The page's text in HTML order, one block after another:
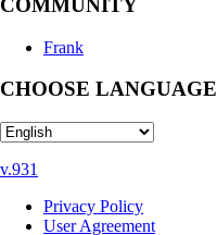
COMMUNITY
Frank
CHOOSE LANGUAGE
v.931
Privacy Policy
User Agreement